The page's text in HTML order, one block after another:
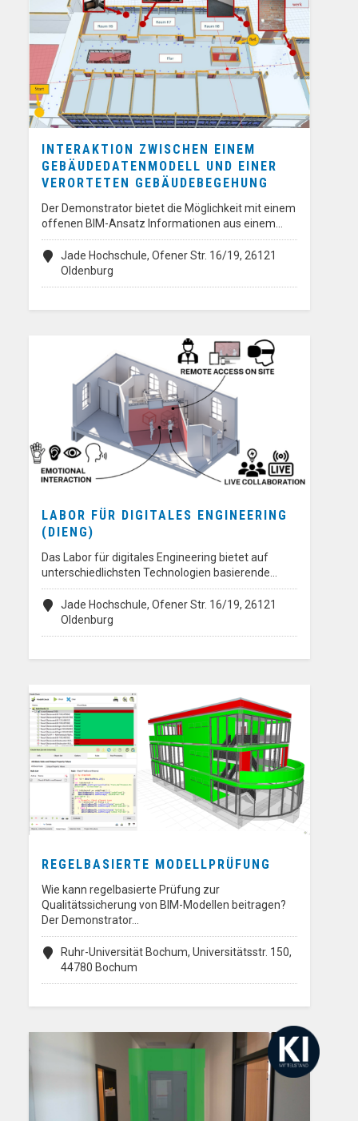
INTERAKTION ZWISCHEN EINEM
GEBÄUDEDATENMODELL UND EINER
VERORTETEN GEBÄUDEBEGEHUNG
Der Demonstrator bietet die Möglichkeit mit einem
offenen BIM-Ansatz Informationen aus einem…
Jade Hochschule, Ofener Str. 16/19, 26121
Oldenburg
LABOR FÜR DIGITALES ENGINEERING
(DIENG)
Das Labor für digitales Engineering bietet auf
unterschiedlichsten Technologien basierende…
Jade Hochschule, Ofener Str. 16/19, 26121
Oldenburg
REGELBASIERTE MODELLPRÜFUNG
Wie kann regelbasierte Prüfung zur
Qualitätssicherung von BIM-Modellen beitragen?
Der Demonstrator…
Ruhr-Universität Bochum, Universitätsstr. 150,
44780 Bochum